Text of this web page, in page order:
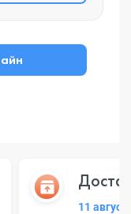
11